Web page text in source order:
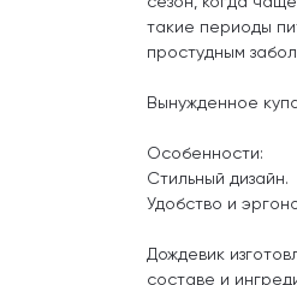
такие периоды
простудным
Вынужденное
Особенности:
Стильный дизайн.
Удобство и
Дождевик
составе и